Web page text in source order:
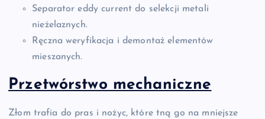
Separator eddy current do selekcji metali
nieżelaznych.
Ręczna weryfikacja i demontaż elementów
mieszanych.
Przetwórstwo mechaniczne
Złom trafia do pras i nożyc, które tną go na mniejsze